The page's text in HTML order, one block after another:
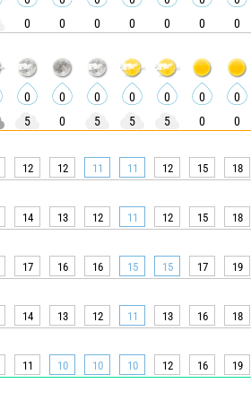
0 0 0 0 0 0 0
0 0 0 0 0 0 0
5 0 5 5 5 0 0
12 12 11 11 12 15 18
14 13 12 11 12 15 18
17 16 16 15 15 17 19
14 13 12 11 13 16 18
11 10 10 10 12 16 19